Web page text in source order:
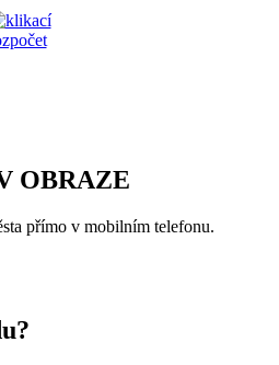
OBRAZE
přímo v mobilním telefonu.